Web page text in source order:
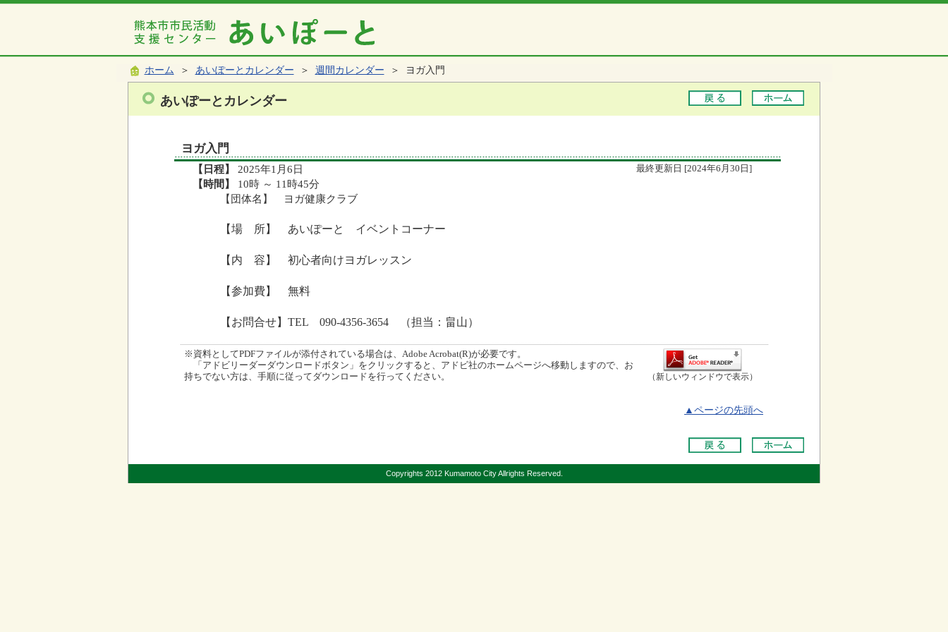
ホーム ＞ あいぽーとカレンダー ＞ 週間カレンダー ＞ ヨガ入門
あいぽーとカレンダー
ヨガ入門
【日程】 2025年1月6日 最終更新日 [2024年6月30日]
【時間】
10時 ～ 11時45分
【団体名】 ヨガ健康クラブ
【場 所】 あいぽーと イベントコーナー
【内 容】 初心者向けヨガレッスン
【参加費】 無料
【お問合せ】TEL 090-4356-3654 （担当：畠山）
※資料としてPDFファイルが添付されている場合は、Adobe Acrobat(R)が必要です。
「アドビリーダーダウンロードボタン」をクリックすると、アドビ社のホームページへ移動しますので、お
持ちでない方は、手順に従ってダウンロードを行ってください。
（新しいウィンドウで表示）
▲ページの先頭へ
Copyrights 2012 Kumamoto City Allrights Reserved.